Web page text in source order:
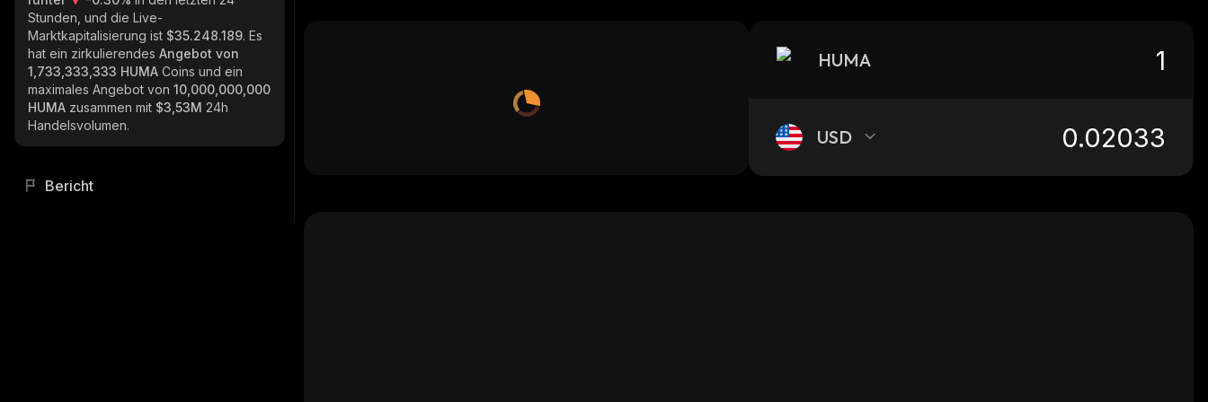
Stunden, und die Live-
Marktkapitalisierung ist $35.248.189. Es
hat ein zirkulierendes Angebot von
1,733,333,333 HUMA Coins und ein
maximales Angebot von 10,000,000,000
HUMA zusammen mit $3,53M 24h
Handelsvolumen.
Bericht
HUMA
USD